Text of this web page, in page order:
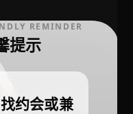
REMINDER
提示
约会或兼